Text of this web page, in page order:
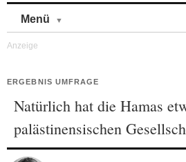
Menü
ERGEBNIS UMFRAGE
Natürlich hat die Hamas
palästinensischen